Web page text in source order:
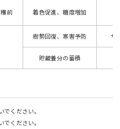
前 着色促進、糖度増加
樹勢回復、寒害予防 サ
貯蔵養分の蓄積
ください。
ください。